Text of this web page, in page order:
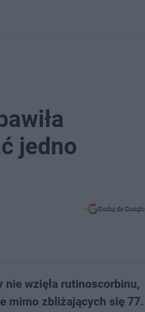
jedno
Dodaj do Google
wzięła rutinoscorbinu,
mimo zbliżających się 77.